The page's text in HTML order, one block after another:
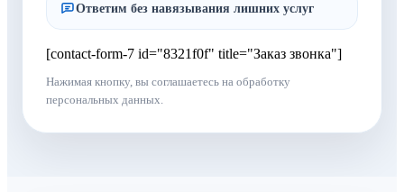
Ответим без навязывания лишних услуг
[contact-form-7 id="8321f0f" title="Заказ звонка"]
Нажимая кнопку, вы соглашаетесь на обработку
персональных данных.